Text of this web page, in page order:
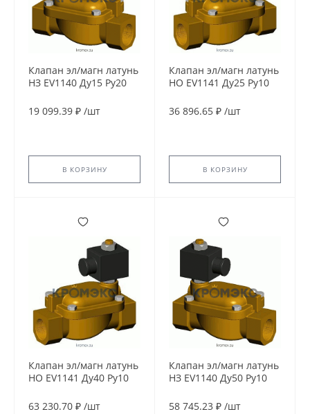
Клапан эл/магн латунь
НЗ EV1140 Ду15 Ру20
Tecofi EV1140-0015-
19 099.39 ₽ /шт
В КОРЗИНУ
Клапан эл/магн латунь
НО EV1141 Ду25 Ру10
Tecofi EV1141-0025-
36 896.65 ₽ /шт
В КОРЗИНУ
Клапан эл/магн латунь
НО EV1141 Ду40 Ру10
Tecofi EV1141-0040-
63 230.70 ₽ /шт
Клапан эл/магн латунь
НЗ EV1140 Ду50 Ру10
Tecofi EV1140-0050-
58 745.23 ₽ /шт